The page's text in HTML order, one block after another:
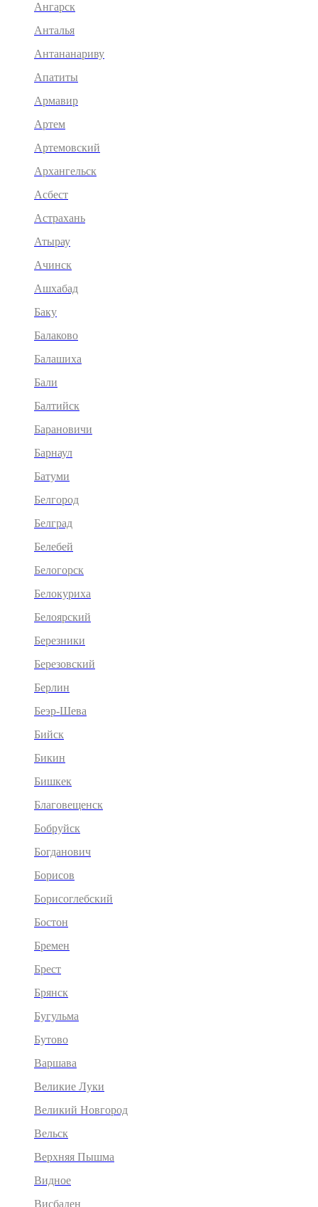
Ангарск
Анталья
Антананариву
Апатиты
Армавир
Артем
Артемовский
Архангельск
Асбест
Астрахань
Атырау
Ачинск
Ашхабад
Баку
Балаково
Балашиха
Бали
Балтийск
Барановичи
Барнаул
Батуми
Белгород
Белград
Белебей
Белогорск
Белокуриха
Белоярский
Березники
Березовский
Берлин
Беэр-Шева
Бийск
Бикин
Бишкек
Благовещенск
Бобруйск
Богданович
Борисов
Борисоглебский
Бостон
Бремен
Брест
Брянск
Бугульма
Бутово
Варшава
Великие Луки
Великий Новгород
Вельск
Верхняя Пышма
Видное
Висбаден